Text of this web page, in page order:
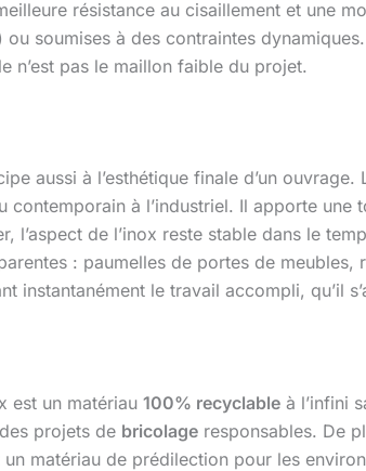
résistance au cisaillement et une
soumises à des contraintes
n’est pas le maillon faible du projet.
aussi à l’esthétique finale d’un
contemporain à l’industriel. Il apporte
l’aspect de l’inox reste stable dans le
: paumelles de portes de
instantanément le travail accompli, qu’il
est un matériau 100% recyclable à l’infini
projets de bricolage responsables. De
matériau de prédilection pour les